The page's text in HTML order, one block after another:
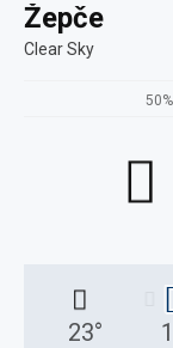
Žepče
Clear Sky
50%
23°